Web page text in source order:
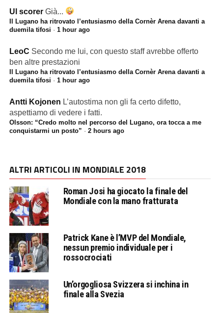
Ul scorer Già...
Il Lugano ha ritrovato l’entusiasmo della Cornèr Arena davanti a
duemila tifosi · 1 hour ago
LeoC Secondo me lui, con questo staff avrebbe offerto
ben altre prestazioni
Il Lugano ha ritrovato l’entusiasmo della Cornèr Arena davanti a
duemila tifosi · 1 hour ago
Antti Kojonen L’autostima non gli fa certo difetto,
aspettiamo di vedere i fatti.
Olsson: “Credo molto nel percorso del Lugano, ora tocca a me
conquistarmi un posto” · 2 hours ago
ALTRI ARTICOLI IN MONDIALE 2018
Roman Josi ha giocato la finale del
Mondiale con la mano fratturata
Patrick Kane è l’MVP del Mondiale,
nessun premio individuale per i
rossocrociati
Un’orgogliosa Svizzera si inchina in
finale alla Svezia